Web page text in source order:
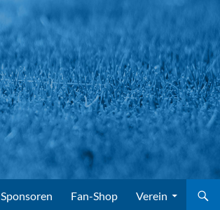
Sponsoren Fan-Shop Verein